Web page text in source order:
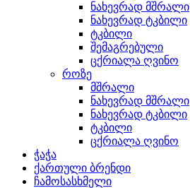
ნახევრად მშრალი
ნახევრად ტკბილი
ტკბილი
შემაგრებული
ცქრიალა ღვინო
როზე
მშრალი
ნახევრად მშრალი
ნახევრად ტკბილი
ტკბილი
ცქრიალა ღვინო
ჭაჭა
ქართული ბრენდი
ჩამოსასხმელი